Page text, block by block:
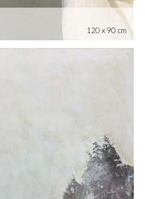
120 x 90 cm